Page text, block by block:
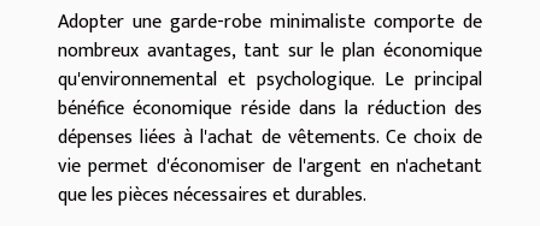
Adopter une garde-robe minimaliste comporte de
nombreux avantages, tant sur le plan économique
qu'environnemental et psychologique. Le principal
bénéfice économique réside dans la réduction des
dépenses liées à l'achat de vêtements. Ce choix de
vie permet d'économiser de l'argent en n'achetant
que les pièces nécessaires et durables.